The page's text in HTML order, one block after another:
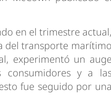
en el trimestre actual,
del transporte marítimo
experimentó un auge
y a
fue seguido por una